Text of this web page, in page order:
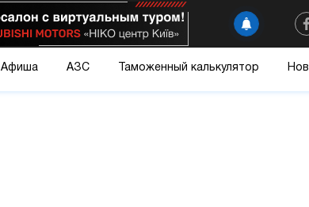
Афиша АЗС Таможенный калькулятор